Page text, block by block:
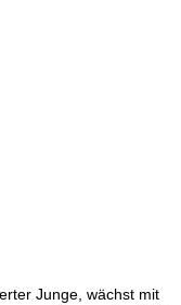
Junge, wächst mit